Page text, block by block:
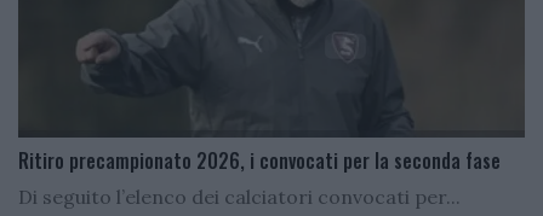
Ritiro precampionato 2026, i convocati per la seconda fase
Di seguito l’elenco dei calciatori convocati per...